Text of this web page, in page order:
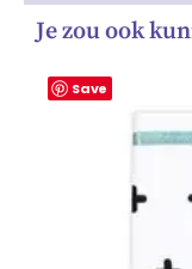
Je zou ook
Save